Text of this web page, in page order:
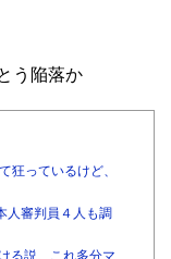
う陥落か
狂っているけど、
人審判員４人も調
る説、これ多分マ